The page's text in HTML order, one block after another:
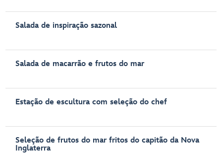
Salada de inspiração sazonal
Salada de macarrão e frutos do mar
Estação de escultura com seleção do chef
Seleção de frutos do mar fritos do capitão da Nova
Inglaterra